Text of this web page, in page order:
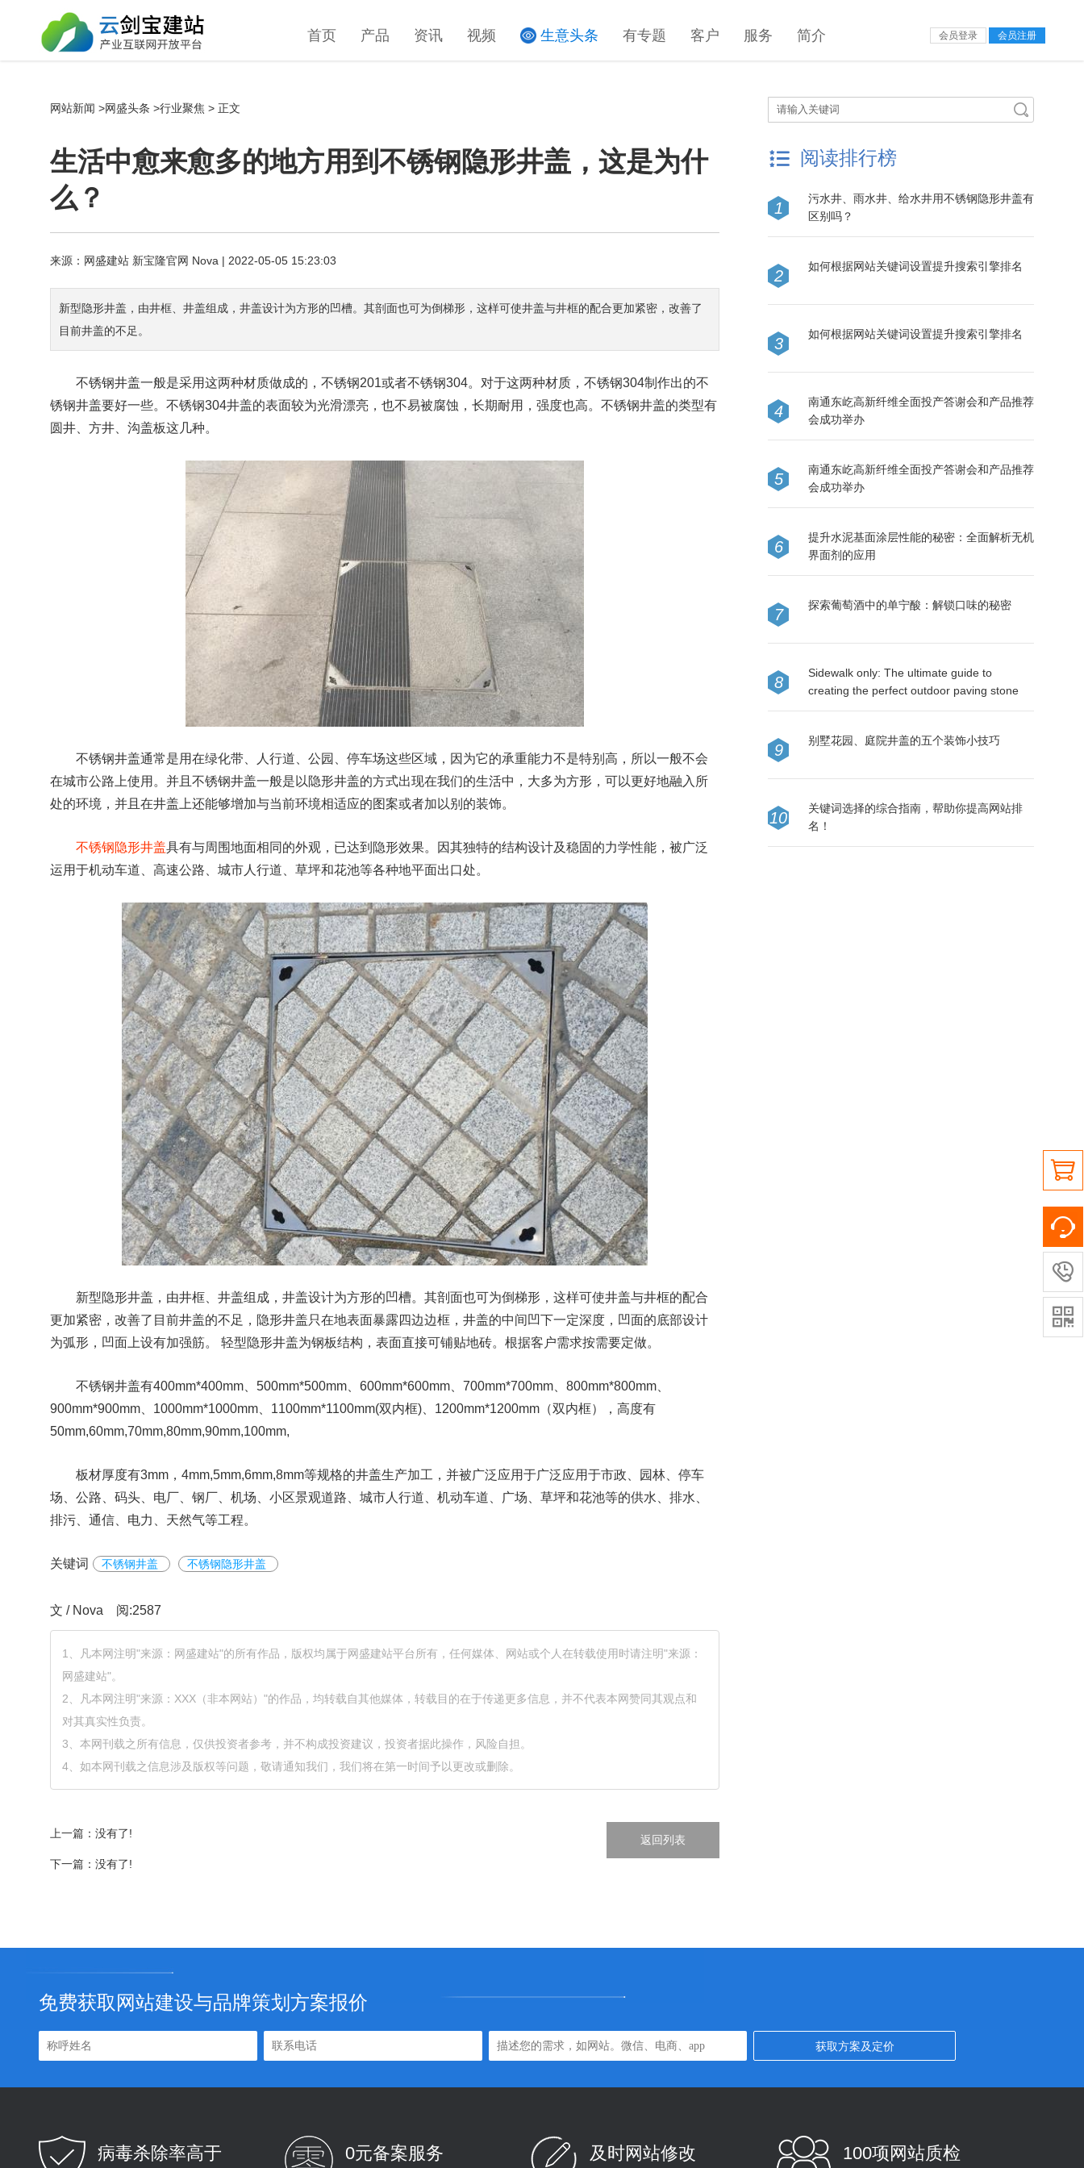
会员登录 会员注册
首页 产品 资讯 视频 生意头条 有专题 客户 服务 简介
网站新闻 >网盛头条 >行业聚焦 > 正文
生活中愈来愈多的地方用到不锈钢隐形井盖，这是为什
么？
来源： 网盛建站 新宝隆官网 Nova | 2022-05-05 15:23:03
新型隐形井盖，由井框、井盖组成，井盖设计为方形的凹槽。其剖面也可为倒梯形，这样可使井盖与井框的配合更加紧密，改善了
目前井盖的不足。
不锈钢井盖一般是采用这两种材质做成的，不锈钢201或者不锈钢304。对于这两种材质，不锈钢304制作出的不
锈钢井盖要好一些。不锈钢304井盖的表面较为光滑漂亮，也不易被腐蚀，长期耐用，强度也高。不锈钢井盖的类型有
圆井、方井、沟盖板这几种。
不锈钢井盖通常是用在绿化带、人行道、公园、停车场这些区域，因为它的承重能力不是特别高，所以一般不会
在城市公路上使用。并且不锈钢井盖一般是以隐形井盖的方式出现在我们的生活中，大多为方形，可以更好地融入所
处的环境，并且在井盖上还能够增加与当前环境相适应的图案或者加以别的装饰。
不锈钢隐形井盖具有与周围地面相同的外观，已达到隐形效果。因其独特的结构设计及稳固的力学性能，被广泛
运用于机动车道、高速公路、城市人行道、草坪和花池等各种地平面出口处。
新型隐形井盖，由井框、井盖组成，井盖设计为方形的凹槽。其剖面也可为倒梯形，这样可使井盖与井框的配合
更加紧密，改善了目前井盖的不足，隐形井盖只在地表面暴露四边边框，井盖的中间凹下一定深度，凹面的底部设计
为弧形，凹面上设有加强筋。 轻型隐形井盖为钢板结构，表面直接可铺贴地砖。根据客户需求按需要定做。
不锈钢井盖有400mm*400mm、500mm*500mm、600mm*600mm、700mm*700mm、800mm*800mm、
900mm*900mm、1000mm*1000mm、1100mm*1100mm(双内框)、1200mm*1200mm（双内框），高度有
50mm,60mm,70mm,80mm,90mm,100mm,
板材厚度有3mm，4mm,5mm,6mm,8mm等规格的井盖生产加工，并被广泛应用于广泛应用于市政、园林、停车
场、公路、码头、电厂、钢厂、机场、小区景观道路、城市人行道、机动车道、广场、草坪和花池等的供水、排水、
排污、通信、电力、天然气等工程。
关键词 不锈钢井盖 不锈钢隐形井盖
文 / Nova 阅:2587
1、凡本网注明"来源：网盛建站"的所有作品，版权均属于网盛建站平台所有，任何媒体、网站或个人在转载使用时请注明"来源：
网盛建站"。
2、凡本网注明"来源：XXX（非本网站）"的作品，均转载自其他媒体，转载目的在于传递更多信息，并不代表本网赞同其观点和
对其真实性负责。
3、本网刊载之所有信息，仅供投资者参考，并不构成投资建议，投资者据此操作，风险自担。
4、如本网刊载之信息涉及版权等问题，敬请通知我们，我们将在第一时间予以更改或删除。
返回列表
上一篇：没有了!
下一篇：没有了!
阅读排行榜
1
污水井、雨水井、给水井用不锈钢隐形井盖有
区别吗？
2
如何根据网站关键词设置提升搜索引擎排名
3
如何根据网站关键词设置提升搜索引擎排名
4
南通东屹高新纤维全面投产答谢会和产品推荐
会成功举办
5
南通东屹高新纤维全面投产答谢会和产品推荐
会成功举办
6
提升水泥基面涂层性能的秘密：全面解析无机
界面剂的应用
7
探索葡萄酒中的单宁酸：解锁口味的秘密
8
Sidewalk only: The ultimate guide to
creating the perfect outdoor paving stone
9
别墅花园、庭院井盖的五个装饰小技巧
10
关键词选择的综合指南，帮助你提高网站排
名！
免费获取网站建设与品牌策划方案报价
病毒杀除率高于 0元备案服务 及时网站修改 100项网站质检


